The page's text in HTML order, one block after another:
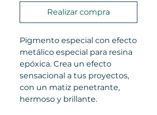
Realizar compra
Pigmento especial con efecto
metálico especial para resina
epóxica. Crea un efecto
sensacional a tus proyectos,
con un matiz penetrante,
hermoso y brillante.